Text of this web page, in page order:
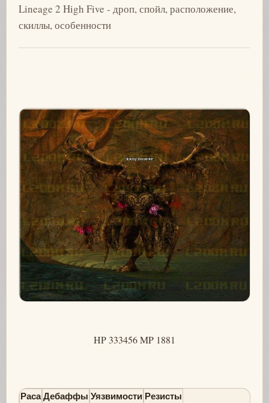
Lineage 2 High Five - дроп, спойл, расположение,
скиллы, особенности
HP 333456 MP 1881
Раса Дебаффы Уязвимости Резисты